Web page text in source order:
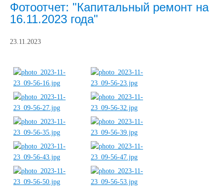
Фотоотчет: "Капитальный ремонт на
16.11.2023 года"
23.11.2023